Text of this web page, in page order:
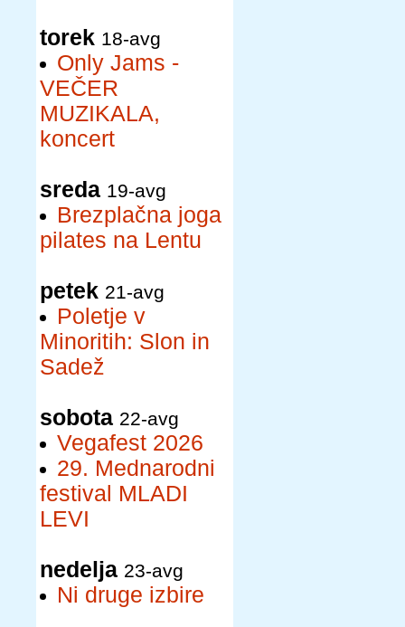
torek 18-avg
Only Jams -
VEČER
MUZIKALA,
koncert
sreda 19-avg
Brezplačna joga
pilates na Lentu
petek 21-avg
Poletje v
Minoritih: Slon in
Sadež
sobota 22-avg
Vegafest 2026
29. Mednarodni
festival MLADI
LEVI
nedelja 23-avg
Ni druge izbire